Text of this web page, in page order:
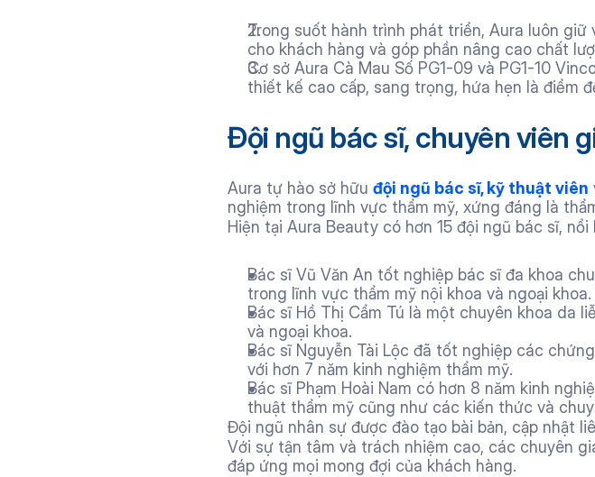
Trong suốt hành trình phát triển, Aura luôn
cho khách hàng và góp phần nâng cao chất
Cơ sở Aura Cà Mau Số PG1-09 và PG1-10
thiết kế cao cấp, sang trọng, hứa hẹn là điểm
Đội ngũ bác sĩ, chuyên viên
Aura tự hào sở hữu đội ngũ bác sĩ, kỹ thuật viên
nghiệm trong lĩnh vực thẩm mỹ, xứng đáng là
Hiện tại Aura Beauty có hơn 15 đội ngũ bác sĩ, nổi
Bác sĩ Vũ Văn An tốt nghiệp bác sĩ đa khoa
trong lĩnh vực thẩm mỹ nội khoa và ngoại khoa.
Bác sĩ Hồ Thị Cẩm Tú là một chuyên khoa da
và ngoại khoa.
Bác sĩ Nguyễn Tài Lộc đã tốt nghiệp các
với hơn 7 năm kinh nghiệm thẩm mỹ.
Bác sĩ Phạm Hoài Nam có hơn 8 năm kinh
thuật thẩm mỹ cũng như các kiến thức và
Đội ngũ nhân sự được đào tạo bài bản, cập nhật
Với sự tận tâm và trách nhiệm cao, các chuyên
đáp ứng mọi mong đợi của khách hàng.